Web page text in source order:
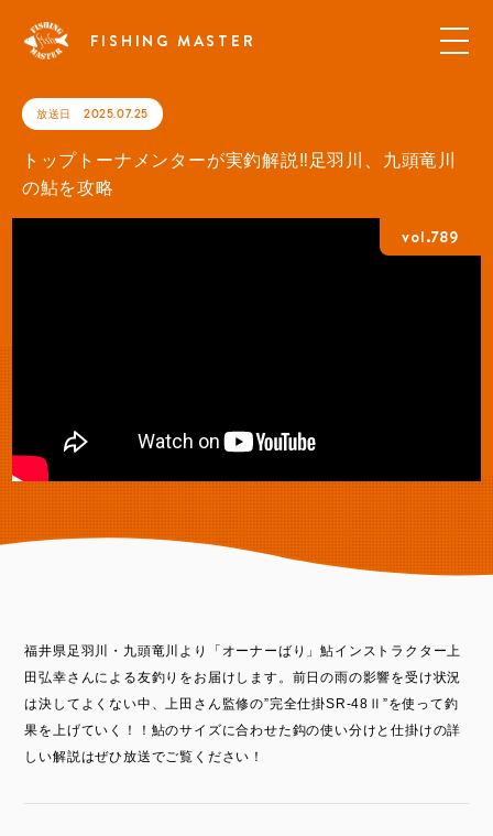
FISHING MASTER
放送日 2025.07.25
トップトーナメンターが実釣解説‼︎足羽川、九頭竜川
の鮎を攻略
vol.789
福井県足羽川・九頭竜川より「オーナーばり」鮎インストラクター上
田弘幸さんによる友釣りをお届けします。前日の雨の影響を受け状況
は決してよくない中、上田さん監修の”完全仕掛SR-48Ⅱ”を使って釣
果を上げていく！！鮎のサイズに合わせた鈎の使い分けと仕掛けの詳
しい解説はぜひ放送でご覧ください！